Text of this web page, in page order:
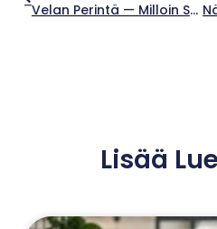
Velan Perintä — Milloin Se On Aiheellista Ja Miten?
Lisää